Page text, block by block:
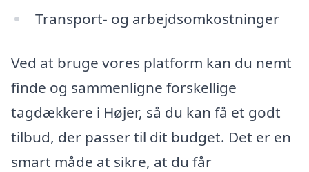
Transport- og arbejdsomkostninger
Ved at bruge vores platform kan du nemt
finde og sammenligne forskellige
tagdækkere i Højer, så du kan få et godt
tilbud, der passer til dit budget. Det er en
smart måde at sikre, at du får